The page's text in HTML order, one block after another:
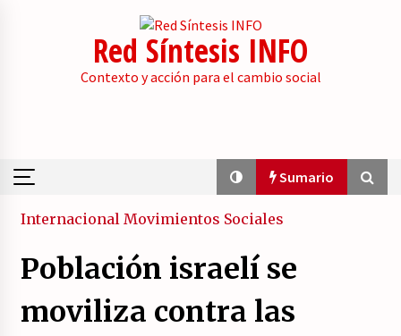
Red Síntesis INFO
Contexto y acción para el cambio social
Sumario
Sumario
La psicología de la desinformación y los
21/07/2026
Internacional Movimientos Sociales
Población israelí se
moviliza contra las